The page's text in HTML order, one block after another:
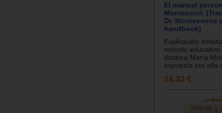
El manual
Montessori.
Dr. Montessoris
handbook)
Explicación
método
doctora María
expuesta por ella
14.33 €